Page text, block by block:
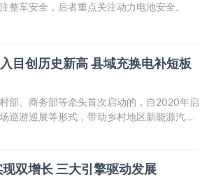
车安全，后者重点关注动力电池安全。
目创历史新高 县域充换电补短板
部、商务部等牵头首次启动的，自2020年启
巡游巡展等形式，带动乡村地区新能源汽车
用车的便利性。同时，下乡活动同汽车以
双增长 三大引擎驱动发展